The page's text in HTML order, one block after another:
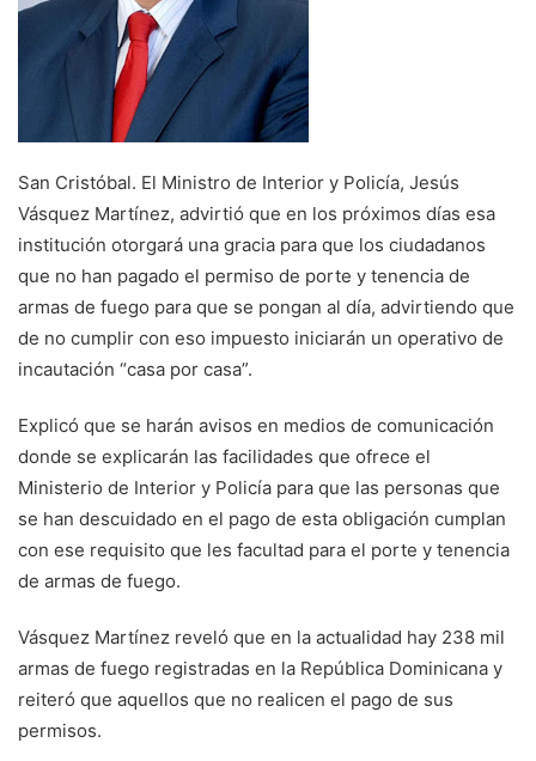
San Cristóbal. El Ministro de Interior y Policía, Jesús
Vásquez Martínez, advirtió que en los próximos días esa
institución otorgará una gracia para que los ciudadanos
que no han pagado el permiso de porte y tenencia de
armas de fuego para que se pongan al día, advirtiendo que
de no cumplir con eso impuesto iniciarán un operativo de
incautación “casa por casa”.
Explicó que se harán avisos en medios de comunicación
donde se explicarán las facilidades que ofrece el
Ministerio de Interior y Policía para que las personas que
se han descuidado en el pago de esta obligación cumplan
con ese requisito que les facultad para el porte y tenencia
de armas de fuego.
Vásquez Martínez reveló que en la actualidad hay 238 mil
armas de fuego registradas en la República Dominicana y
reiteró que aquellos que no realicen el pago de sus
permisos.